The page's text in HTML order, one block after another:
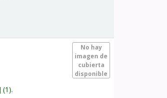
No hay
imagen de
cubierta
disponible
(1).